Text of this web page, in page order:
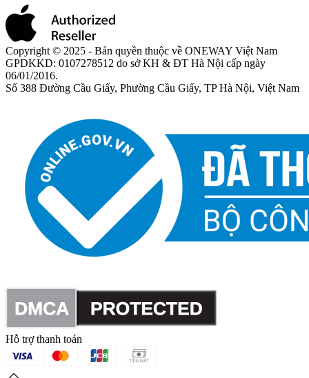
Copyright © 2025 - Bản quyền thuộc về ONEWAY Việt Nam
GPDKKD: 0107278512 do sở KH & ĐT Hà Nội cấp ngày
06/01/2016.
Số 388 Đường Cầu Giấy, Phường Cầu Giấy, TP Hà Nội, Việt Nam
Hỗ trợ thanh toán